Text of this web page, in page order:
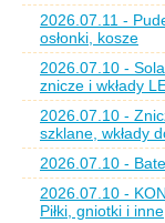
2026.07.11 -
osłonki, kosze
2026.07.10 -
znicze i wkłady
2026.07.10 -
szklane, wkłady
2026.07.10 -
2026.07.10 -
Piłki, gniotki i inne